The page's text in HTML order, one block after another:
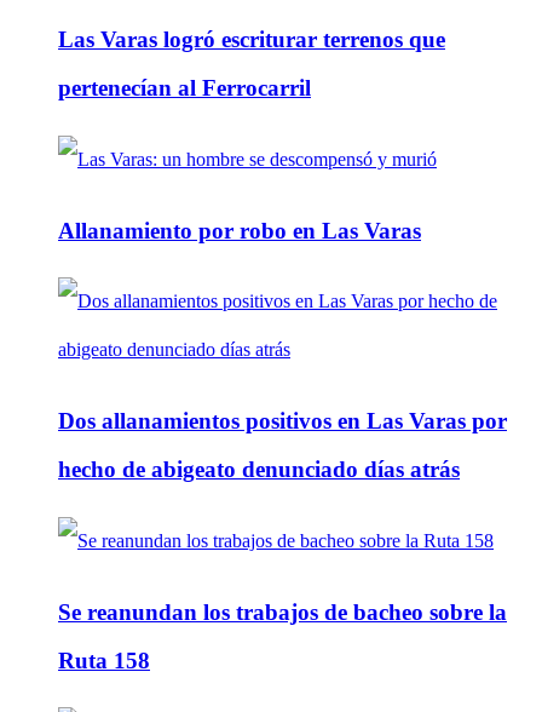
Las Varas logró escriturar terrenos que
pertenecían al Ferrocarril
Allanamiento por robo en Las Varas
Dos allanamientos positivos en Las Varas por
hecho de abigeato denunciado días atrás
Se reanundan los trabajos de bacheo sobre la
Ruta 158